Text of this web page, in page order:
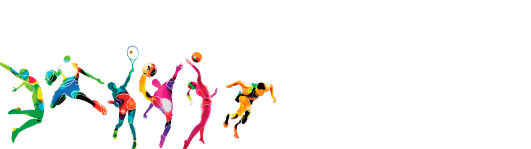
ЗАВГОРОДНЯ Світлана Володимирівна
СОНЬКО Роман Володимирович
Підручники, навчальні посібники та методичні рекомендації для ОС "Бакалавр"
рослинництві"